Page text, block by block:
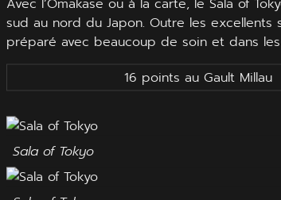
sud au nord du Japon. Outre les
préparé avec beaucoup de soin et dans
16 points au Gault Millau
Sala of Tokyo